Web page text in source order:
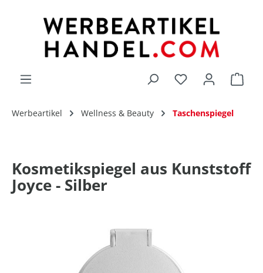
Du hast 0
Werbeartikel Wellness & Beauty Taschenspiegel
Kosmetikspiegel aus Kunststoff
Joyce - Silber
Bildergalerie überspringen